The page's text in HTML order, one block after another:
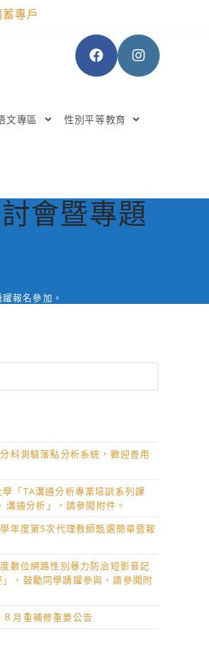
專戶
文專區 性別平等教育
會暨專題
報名參加。
科測驗落點分析系統，歡迎善用
「TA溝通分析專業培訓系列課
溝通分析」，請參閱附件。
年度第5次代理教師甄選簡章暨報
數位網路性別暴力防治短影音記
，鼓勵同學踴躍參與，請參閱附
８月重補修重要公告